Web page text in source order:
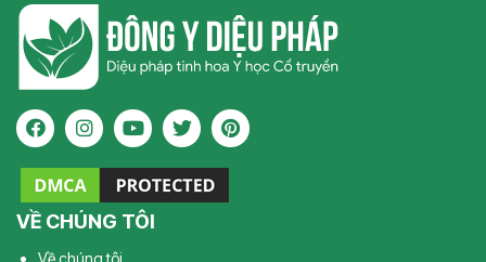
VỀ CHÚNG TÔI
Về chúng tôi